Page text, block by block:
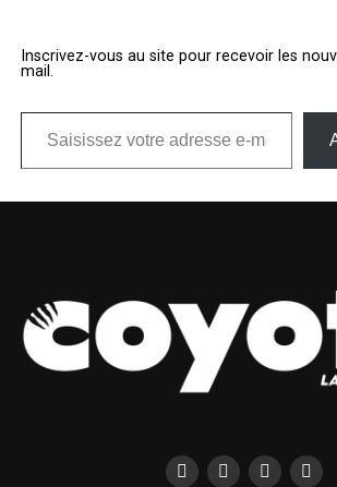
Inscrivez-vous au site pour recevoir les
mail.
Saisissez votre adresse e-mail…